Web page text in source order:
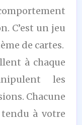
C’est un jeu
de cartes.
à chaque
les
Chacune
à votre